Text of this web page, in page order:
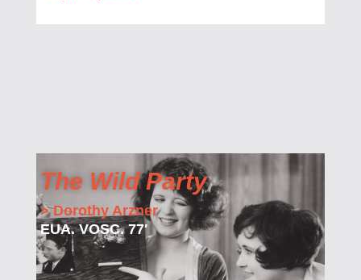
The Wild Party
> Dorothy Arzner
EUA. VOSC. 77′